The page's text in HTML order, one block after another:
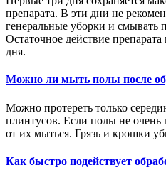
препарата. В эти дни не
генеральные уборки и смывать
Остаточное действие
дня.
Можно ли мыть полы после
Можно протереть только
плинтусов. Если полы не очень
от их мыться. Грязь и крошки
Как быстро подействует